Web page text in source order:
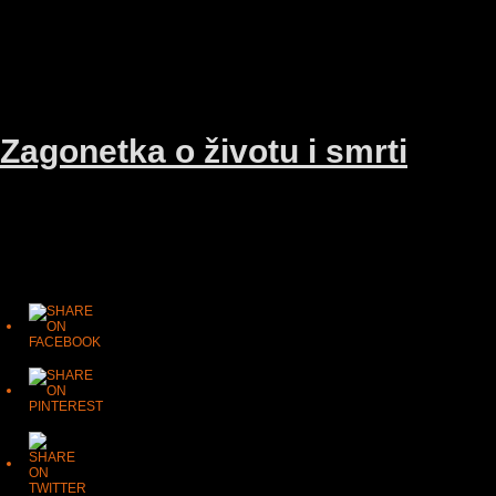
Zagonetka o životu i smrti